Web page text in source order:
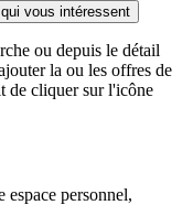
vous intéressent
ou depuis le détail
la ou les offres de
de cliquer sur l'icône
espace personnel,